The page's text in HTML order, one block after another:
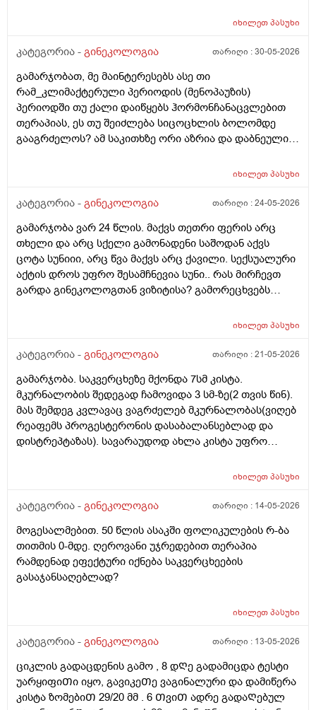
მოქმედებსო,2 კვირის წინ სხვა ქალაქში გავემგვაზრე
გავიკეთე ისევ უარყოფითია. შემდეგი 1 კვირის
განმავლობაში ვერ ვახერხებ მისვლას ექიმთან. არის
რაიმე შანსი ფეხმძიმობის? აზრი აქვს განმეორებით
ტესტს? მენტრუაცია რეგულარული მქონდა ხოლმე28-
30 დღე შუალედი.
იხილეთპასუხი
კატეგორია - გინეკოლოგია თარიღი :30-05-2026
გამარჯობათ, მე მაინტერესებს ასე თი
რამ_კლიმაქტერული პერიოდის (მენოპაუზის)
პერიოდში თუ ქალი დაიწყებს ჰორმონჩანაცვლებით
თერაპიას, ეს თუ შეიძლება სიცოცხლის ბოლომდე
გააგრძელოს? ამ საკითხზე ორი აზრია და დაბნეული
ჰორმონჩანაცვლებითი თერაპია (სიცოცხლის
დაავადებებსა და ალცჰაიმერის რისკს უმცირებს და
სიმსივნურ პროცესებს უწყობს ხელს (საშვილოსნო,
საკვერცხეები და უპირველესად, მკერდი). თუ
შეიძლება, მითხრათ_დიდი მადლობა
გულისხმიერებისთვის!
იხილეთპასუხი
კატეგორია - გინეკოლოგია თარიღი :24-05-2026
გამარჯობა ვარ 24 წლის. მაქვს თეთრი ფერის არც
თხელი და არც სქელი გამონადენი საშოდან აქვს
ცოტა სუნიიი, არც წვა მაქვს არც ქავილი. სექსუალური
აქტის დროს უფრო შესამჩნევია სუნი.. რას მირჩევთ
გარდა გინეკოლოგთან ვიზიტისა? გამორეცხვებს
მაინტერესებს პირიდან ამომდის რაღაცნაირი სუნი
იყოს?
იხილეთპასუხი
კატეგორია - გინეკოლოგია თარიღი :21-05-2026
გამარჯობა. საკვერცხეზე მქონდა 7სმ კისტა.
მკურნალობის შედეგად ჩამოვიდა 3 სმ-ზე(2 თვის წინ).
მას შემდეგ კვლავაც ვაგრძელებ მკურნალობას(ვიღებ
რეაფემს პროგესტერონის დასაბალანსებლად და
დისტრეპტაზას). სავარაუდოდ ახლა კისტა უფრო
ვიზიტი) მსურს აპარატული მასაჟის - ენდოსფერო
კეთდება და ვიბრაციის მეშვეობით აუმჯობესებს
მაინტერესებს, მუცლის არეზე დასაშვებია ეს
პროცედურა?
იხილეთპასუხი
კატეგორია - გინეკოლოგია თარიღი : 14-05-2026
მოგესალმებით. 50 წლის ასაკში ფოლიკულების რ-ბა
თითმის 0-მდე. ღეროვანი უჯრედებით თერაპია
რამდენად ეფექტური იქნება საკვერცხეების
გასაჯანსაღებლად?
იხილეთპასუხი
კატეგორია - გინეკოლოგია თარიღი : 13-05-2026
ციკლის გადაცდენის გამო , 8 დᲦე გადამიცდა ტესტი
უარყიფიᲗი იყო, გავიკეᲗე ვაგინალური და დამიწერა
კისტა ზომებიᲗ 29/20 მმ . 6 ᲗვიᲗ ადრე გადაᲦებულ